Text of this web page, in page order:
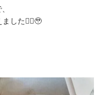
した❤️‍🔥🥹